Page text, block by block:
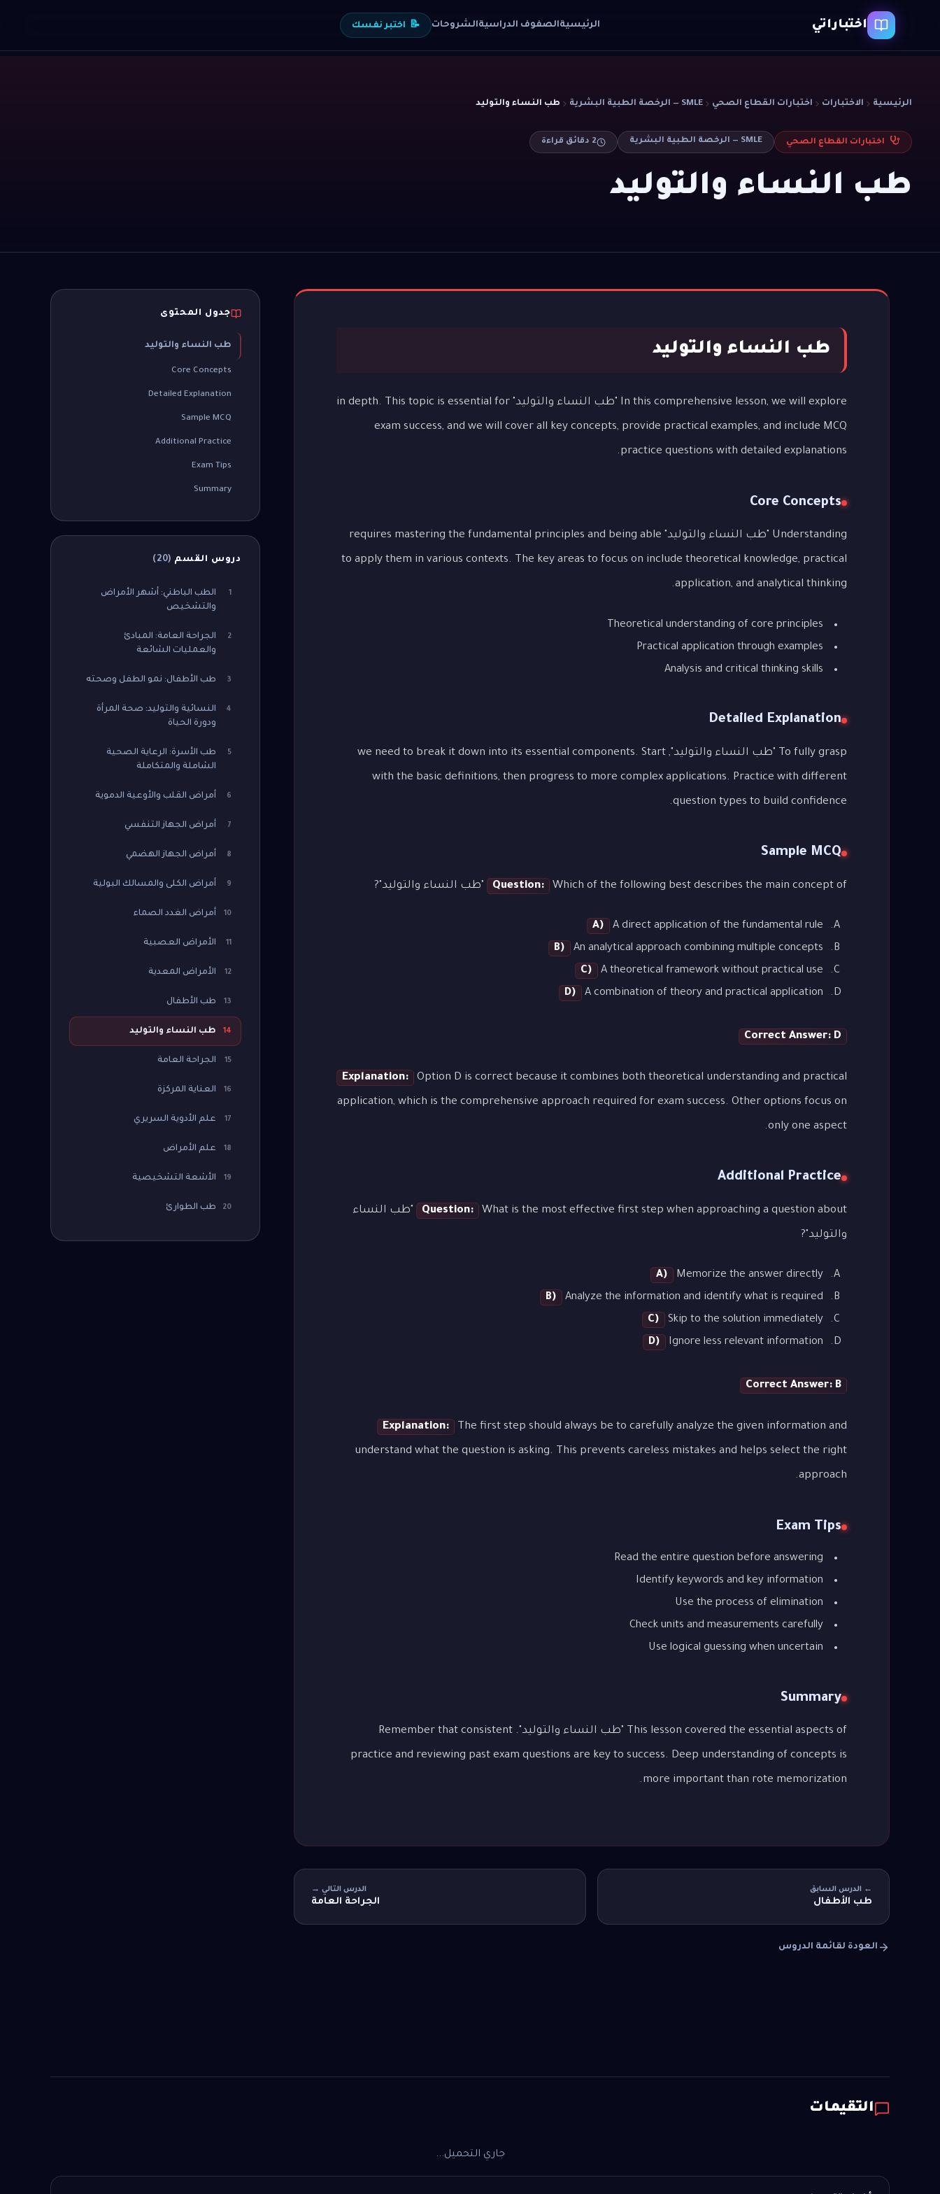
اختباراتي الرئيسيةالصفوف الدراسيةالشروحات 📝 اختبر نفسك
الرئيسية الاختبارات اختبارات القطاع الصحي SMLE — الرخصة الطبية البشرية طب النساء والتوليد
اختبارات القطاع الصحي SMLE — الرخصة الطبية البشرية 2 دقائق قراءة
طب النساء والتوليد
طب النساء والتوليد
In this comprehensive lesson, we will explore "طب النساء والتوليد" in depth. This topic is essential for
exam success, and we will cover all key concepts, provide practical examples, and include MCQ
practice questions with detailed explanations.
Core Concepts
Understanding "طب النساء والتوليد" requires mastering the fundamental principles and being able
to apply them in various contexts. The key areas to focus on include theoretical knowledge, practical
application, and analytical thinking.
Theoretical understanding of core principles
Practical application through examples
Analysis and critical thinking skills
Detailed Explanation
To fully grasp "طب النساء والتوليد", we need to break it down into its essential components. Start
with the basic definitions, then progress to more complex applications. Practice with different
question types to build confidence.
Sample MCQ
Question: Which of the following best describes the main concept of "طب النساء والتوليد"?
A)
A direct application of the fundamental rule
B)
An analytical approach combining multiple concepts
C)
A theoretical framework without practical use
D)
A combination of theory and practical application
Correct Answer: D
Explanation: Option D is correct because it combines both theoretical understanding and practical
application, which is the comprehensive approach required for exam success. Other options focus on
only one aspect.
Additional Practice
Question: What is the most effective first step when approaching a question about "طب النساء
والتوليد"?
A)
Memorize the answer directly
B)
Analyze the information and identify what is required
C)
Skip to the solution immediately
D)
Ignore less relevant information
Correct Answer: B
Explanation: The first step should always be to carefully analyze the given information and
understand what the question is asking. This prevents careless mistakes and helps select the right
approach.
Exam Tips
Read the entire question before answering
Identify keywords and key information
Use the process of elimination
Check units and measurements carefully
Use logical guessing when uncertain
Summary
This lesson covered the essential aspects of "طب النساء والتوليد". Remember that consistent
practice and reviewing past exam questions are key to success. Deep understanding of concepts is
more important than rote memorization.
← الدرس السابق
طب الأطفال
الدرس التالي →
الجراحة العامة
العودة لقائمة الدروس
جدول المحتوى
طب النساء والتوليد
Core Concepts
Detailed Explanation
Sample MCQ
Additional Practice
Exam Tips
Summary
دروس القسم (
20
)
1
الطب الباطني: أشهر الأمراض
والتشخيص
2
الجراحة العامة: المبادئ
والعمليات الشائعة
3 طب الأطفال: نمو الطفل وصحته
4
النسائية والتوليد: صحة المرأة
ودورة الحياة
5
طب الأسرة: الرعاية الصحية
الشاملة والمتكاملة
6 أمراض القلب والأوعية الدموية
7 أمراض الجهاز التنفسي
8 أمراض الجهاز الهضمي
9 أمراض الكلى والمسالك البولية
10 أمراض الغدد الصماء
11 الأمراض العصبية
12 الأمراض المعدية
13 طب الأطفال
14 طب النساء والتوليد
15 الجراحة العامة
16 العناية المركزة
17 علم الأدوية السريري
18 علم الأمراض
19 الأشعة التشخيصية
20 طب الطوارئ
التقيمات
جاري التحميل...